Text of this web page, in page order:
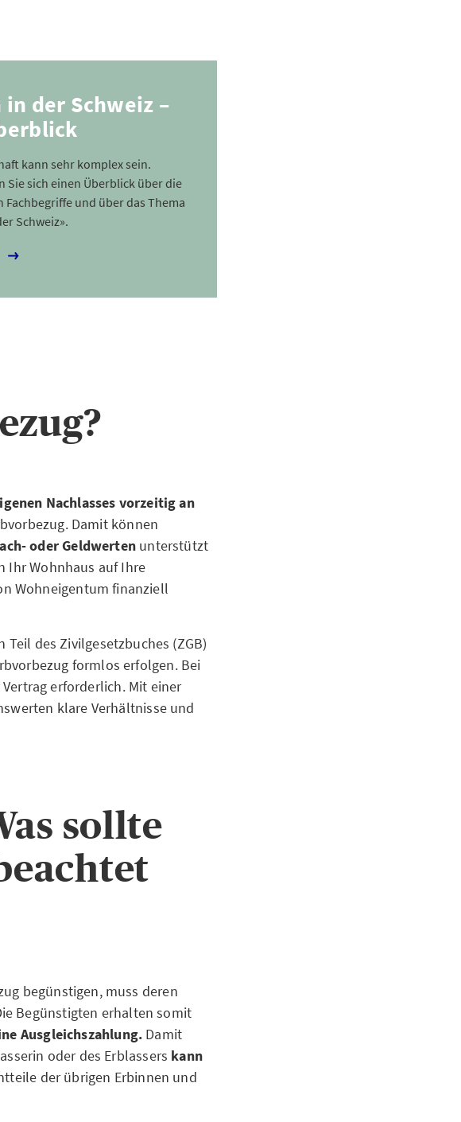
in der Schweiz –
kann sehr komplex sein.
Sie sich einen Überblick über die
Fachbegriffe und über das Thema
Schweiz».
Nachlasses vorzeitig an
Damit können
oder Geldwertenunterstützt
Ihr Wohnhaus auf Ihre
Wohneigentum finanziell
Teil des Zivilgesetzbuches (ZGB)
formlos erfolgen. Bei
erforderlich. Mit einer
klare Verhältnisse und
sollte
begünstigen, muss deren
Begünstigten erhalten somit
Ausgleichszahlung. Damit
oder des Erblassers kann
der übrigen Erbinnen und